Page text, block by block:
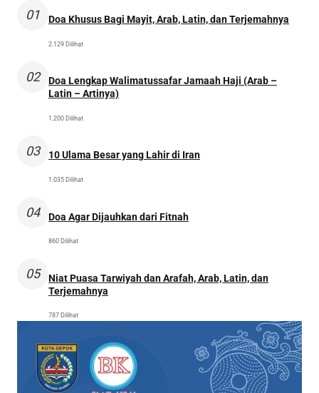
01 Doa Khusus Bagi Mayit, Arab, Latin, dan Terjemahnya
2.129 Dilihat
02
Doa Lengkap Walimatussafar Jamaah Haji (Arab –
Latin – Artinya)
1.200 Dilihat
03 10 Ulama Besar yang Lahir di Iran
1.035 Dilihat
04 Doa Agar Dijauhkan dari Fitnah
860 Dilihat
05
Niat Puasa Tarwiyah dan Arafah, Arab, Latin, dan
Terjemahnya
787 Dilihat